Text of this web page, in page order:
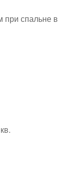
при спальне в